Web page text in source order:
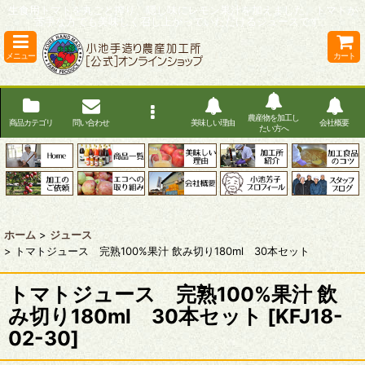
生食用トマトを丸ごと搾り、隠し味にレモン果汁を加えました。トマトが
苦手な方でも美味しく召し上がっていただけるジュースです。
メニュー カート
商品カテゴリ 問い合わせ 美味しい理由
農産物を加工し
たい方へ
会社概要
ホーム > ジュース
> トマトジュース 完熟100%果汁 飲み切り180ml 30本セット
トマトジュース 完熟100%果汁 飲
み切り180ml 30本セット [KFJ18-
02-30]